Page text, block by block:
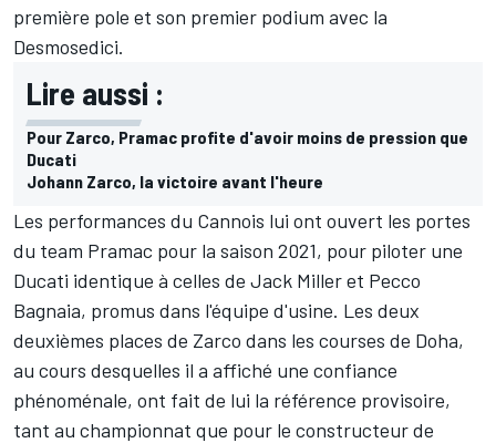
première pole et son premier podium avec la
Desmosedici.
Lire aussi :
Pour Zarco, Pramac profite d'avoir moins de pression que
Ducati
Johann Zarco, la victoire avant l'heure
Les performances du Cannois lui ont ouvert les portes
du team Pramac pour la saison 2021, pour piloter une
Ducati identique à celles de Jack Milleret Pecco
Bagnaia, promus dans l'équipe d'usine. Les deux
deuxièmes places de Zarco dans les courses de Doha,
au cours desquelles il a affiché une confiance
phénoménale, ont fait de lui la référence provisoire,
tant au championnat que pour le constructeur de